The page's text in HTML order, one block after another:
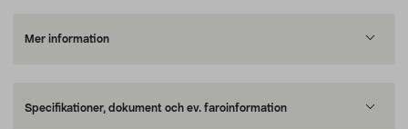
Mer information
Specifikationer, dokument och ev. faroinformation